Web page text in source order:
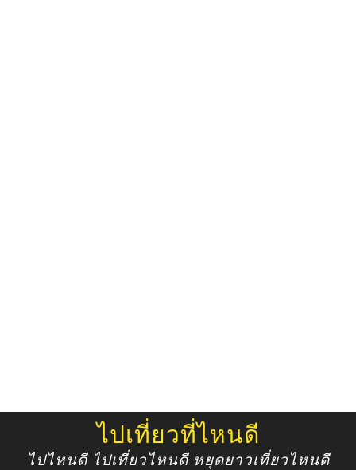
content
ไปเที่ยวที่ไหนดี
ไปไหนดี ไปเที่ยวไหนดี หยุดยาวเที่ยวไหนดี